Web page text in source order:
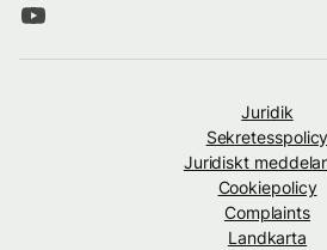
Juridik
Sekretesspolicy
Juridiskt
Cookiepolicy
Complaints
Landkarta